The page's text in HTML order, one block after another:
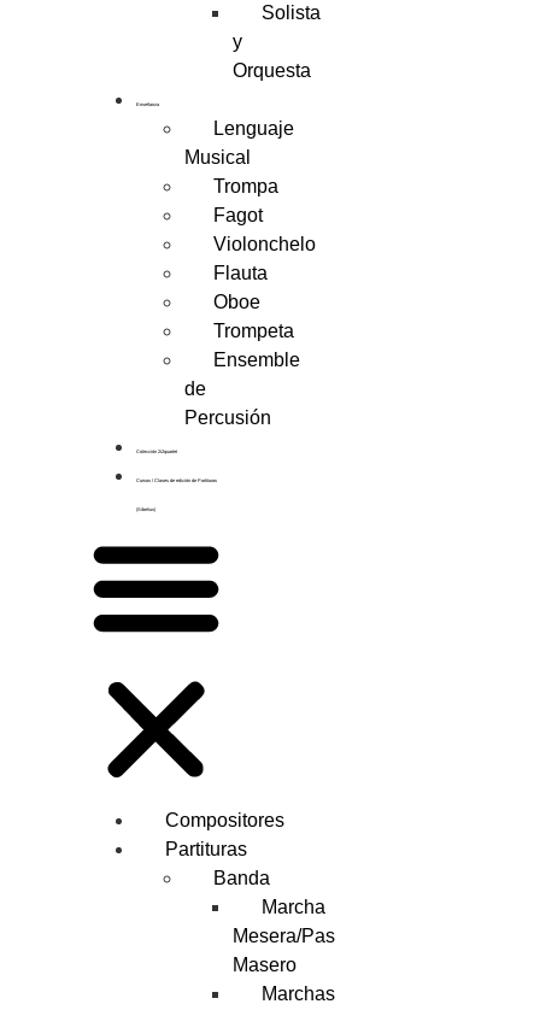
Solista
y
Orquesta
Enseñanza
Lenguaje
Musical
Trompa
Fagot
Violonchelo
Flauta
Oboe
Trompeta
Ensemble
de
Percusión
Colección 2i2quartet
Cursos / Clases de edición de Partituras
(Sibelius)
Compositores
Partituras
Banda
Marcha
Mesera/Pas
Masero
Marchas